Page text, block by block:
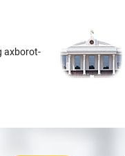
axborot-